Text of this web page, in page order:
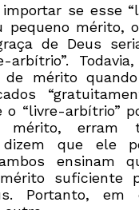
se esse
pequeno mérito,
de Deus
arbítrio”.
mérito
o “livre-arbítrio”
mérito, erram
que ele
ensinam
suficiente
Portanto, em